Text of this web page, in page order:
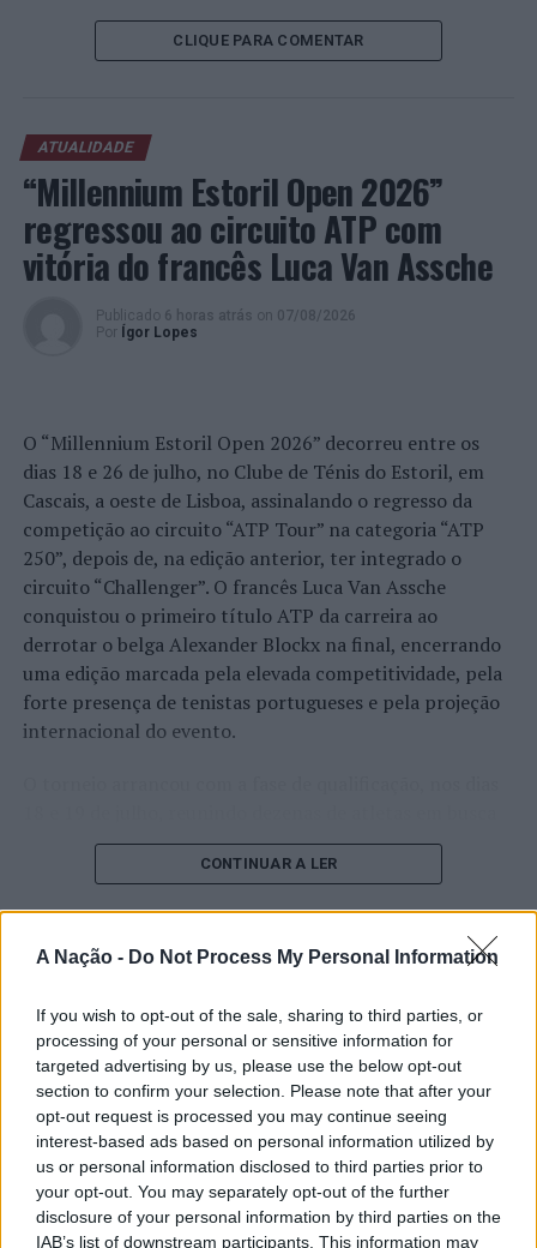
A Nação - Do Not Process My Personal Information
If you wish to opt-out of the sale, sharing to third parties, or
processing of your personal or sensitive information for
targeted advertising by us, please use the below opt-out
section to confirm your selection. Please note that after your
opt-out request is processed you may continue seeing
interest-based ads based on personal information utilized by
us or personal information disclosed to third parties prior to
your opt-out. You may separately opt-out of the further
disclosure of your personal information by third parties on the
IAB’s list of downstream participants. This information may
Moscavide: PSP detém, em flagrante, suspeito a agredir
CLIQUE PARA COMENTAR
ATUALIDADE
“Millennium Estoril Open 2026”
regressou ao circuito ATP com
vitória do francês Luca Van Assche
Publicado 6 horas atrás on 07/08/2026
Por
Ígor Lopes
O “Millennium Estoril Open 2026” decorreu entre os
dias 18 e 26 de julho, no Clube de Ténis do Estoril, em
Cascais, a oeste de Lisboa, assinalando o regresso da
competição ao circuito “ATP Tour” na categoria “ATP
250”, depois de, na edição anterior, ter integrado o
circuito “Challenger”. O francês Luca Van Assche
conquistou o primeiro título ATP da carreira ao
derrotar o belga Alexander Blockx na final, encerrando
uma edição marcada pela elevada competitividade, pela
forte presença de tenistas portugueses e pela projeção
internacional do evento.
de um lugar no quadro principal. A cerimónia de
abertura contou com a presença do presidente da
início de uma competição que voltou a colocar o
ténis.
Apesar das desistências de última hora de jogadores
como Casper Ruud (Noruega), Alejandro Davidovich
Fokina (Espanha) e Matteo Arnaldi (Itália), a prova
apresentou um quadro competitivo de elevado nível,
liderado pelo russo Andrey Rublev, primeiro cabeça de
série, pelo italiano Luciano Darderi, pelo chileno
Alejandro Tabilo e pelo belga Alexander Blockx.
CONTINUAR A LER
ATUALIDADE
Castelo Branco: “Bienal
Internacional de Artes e Ofícios”
promete afirmar artesanato,
património e inovação como
“motores de desenvolvimento
económico e cultural” do município
português